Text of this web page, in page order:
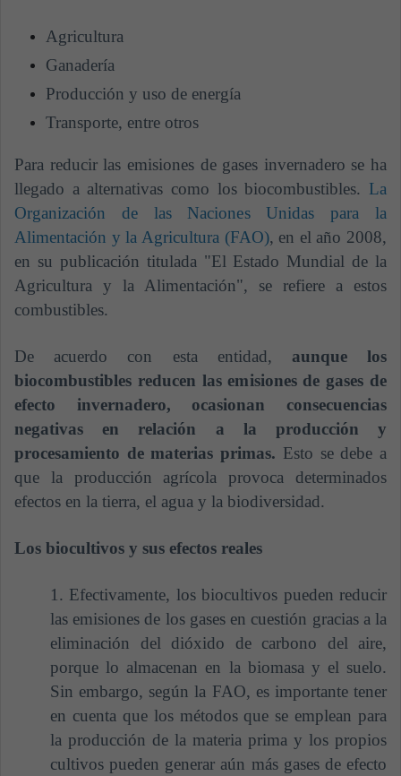
Agricultura
Ganadería
Producción y uso de energía
Transporte, entre otros
Para reducir las emisiones de gases invernadero se ha
llegado a alternativas como los biocombustibles. La
Organización de las Naciones Unidas para la
Alimentación y la Agricultura (FAO), en el año 2008,
en su publicación titulada "El Estado Mundial de la
Agricultura y la Alimentación", se refiere a estos
combustibles.
De acuerdo con esta entidad, aunque los
biocombustibles reducen las emisiones de gases de
efecto invernadero, ocasionan consecuencias
negativas en relación a la producción y
procesamiento de materias primas. Esto se debe a
que la producción agrícola provoca determinados
efectos en la tierra, el agua y la biodiversidad.
Los biocultivos y sus efectos reales
1. Efectivamente, los biocultivos pueden reducir
las emisiones de los gases en cuestión gracias a la
eliminación del dióxido de carbono del aire,
porque lo almacenan en la biomasa y el suelo.
Sin embargo, según la FAO, es importante tener
en cuenta que los métodos que se emplean para
la producción de la materia prima y los propios
cultivos pueden generar aún más gases de efecto